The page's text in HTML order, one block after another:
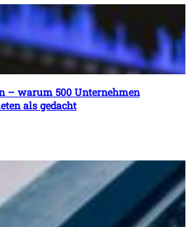
– warum 500 Unternehmen
als gedacht